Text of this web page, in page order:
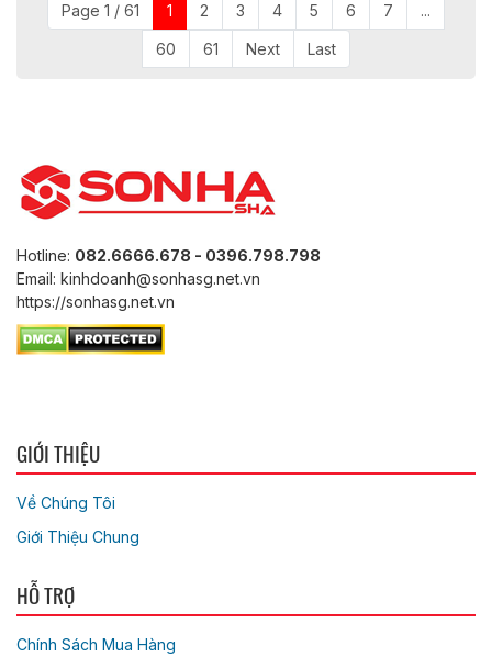
Page 1 / 61 1 2 3 4 5 6 7 ...
60 61 Next Last
Hotline: 082.6666.678 - 0396.798.798
Email: kinhdoanh@sonhasg.net.vn
https://sonhasg.net.vn
GIỚI THIỆU
Về Chúng Tôi
Giới Thiệu Chung
HỖ TRỢ
Chính Sách Mua Hàng